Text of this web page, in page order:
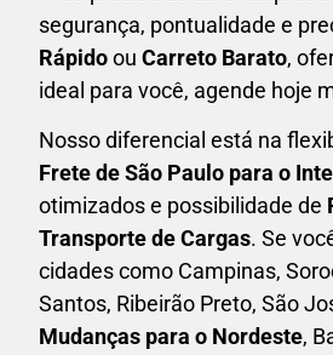
segurança, pontualidade e
Rápidoou Carreto Barato,
ideal para você, agende hoje
Nosso diferencial está na
Frete de São Paulo para o
otimizados e possibilidade de
Transporte de Cargas. Se
cidades como Campinas,
Santos, Ribeirão Preto, São
Mudanças para o Nordeste,